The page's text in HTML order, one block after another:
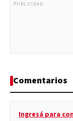
PUBLICIDAD
Comentarios
Ingresá para